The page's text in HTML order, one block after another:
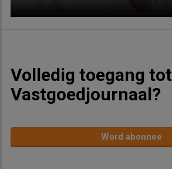
Volledig toegang tot
Vastgoedjournaal?
Word abonnee